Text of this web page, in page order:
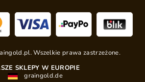
Wszelkie prawa zastrzeżone.
SKLEPY W EUROPIE
graingold.de